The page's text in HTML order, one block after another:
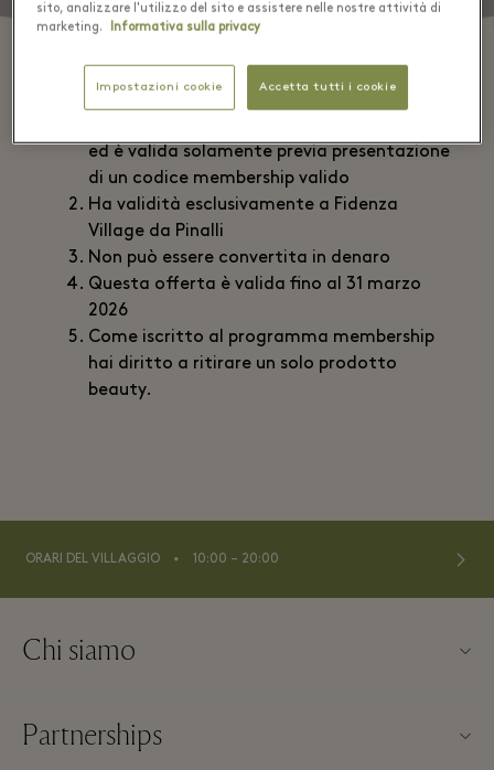
ed è valida solamente previa presentazione
di un codice membership valido
Ha validità esclusivamente a Fidenza
Village da Pinalli
Non può essere convertita in denaro
Questa offerta è valida fino al 31 marzo
2026
Come iscritto al programma membership
hai diritto a ritirare un solo prodotto
beauty.
ORARI DEL VILLAGGIO ⬩ 10:00 – 20:00
Chi siamo
FAQs
Partnerships
sito, analizzare l'utilizzo del sito e assistere nelle nostre attività di
marketing.
Informativa sulla privacy
Impostazioni cookie Accetta tutti i cookie